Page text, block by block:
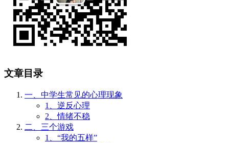
文章目录
一、中学生常见的心理现象
1、逆反心理
2、情绪不稳
二、三个游戏
1、“我的五样”